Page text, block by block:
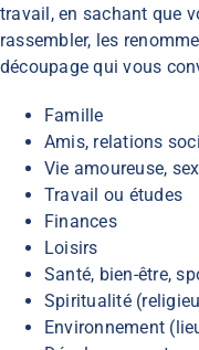
travail, en sachant que
rassembler, les
découpage qui vous
Famille
Amis, relations
Vie amoureuse,
Travail ou études
Finances
Loisirs
Santé, bien-être,
Spiritualité
Environnement